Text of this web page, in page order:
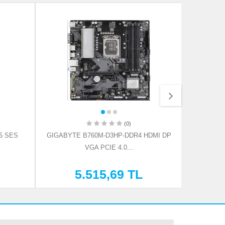
SES
(0)
GIGABYTE B760M-D3HP-DDR4 HDMI DP
VGA PCIE 4.0...
5.515,69 TL